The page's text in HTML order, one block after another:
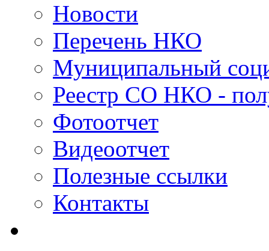
Новости
Перечень НКО
Муниципальный
Реестр СО НКО -
Фотоотчет
Видеоотчет
Полезные ссылки
Контакты